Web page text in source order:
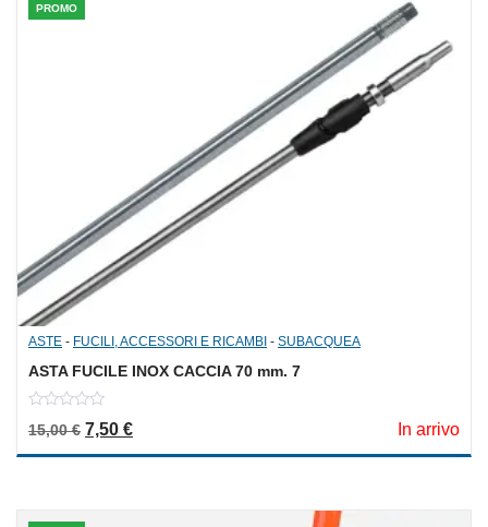
PROMO
ASTE - FUCILI, ACCESSORI E RICAMBI - SUBACQUEA
ASTA FUCILE INOX CACCIA 70 mm. 7
out
5
15,00€ Il prezzo originale era: 15,00 €.
7,50 €Il prezzo attuale è: 7,50 €. In arrivo